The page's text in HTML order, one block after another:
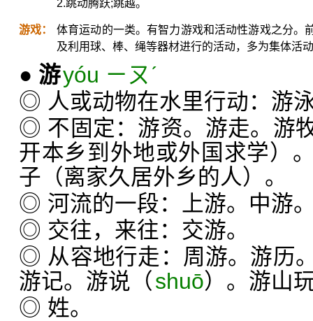
2.跳动腾跃;跳越。
游戏：
体育运动的一类。有智力游戏和活动性游戏之分。
及利用球、棒、绳等器材进行的活动，多为集体活
● 游yóu ㄧㄡˊ
◎ 人或动物在水里行动：游
◎ 不固定：游资。游走。游
开本乡到外地或外国求学）
子（离家久居外乡的人）。
◎ 河流的一段：上游。中游
◎ 交往，来往：交游。
◎ 从容地行走：周游。游历
游记。游说（shuō）。游山
◎ 姓。